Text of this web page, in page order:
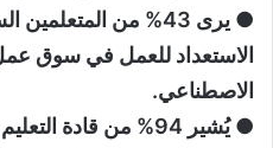
● يرى 43% من
الاستعداد للعمل في سوق
الاصطناعي.
● يُشير 94% من قادة